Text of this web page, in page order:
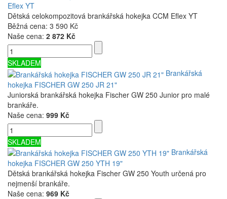
Eflex YT
Dětská celokompozitová brankářská hokejka CCM Eflex YT
Běžná cena: 3 590 Kč
Naše cena: 2 872 Kč
SKLADEM
Brankářská
hokejka FISCHER GW 250 JR 21"
Juniorská brankářská hokejka Fischer GW 250 Junior pro malé
brankáře.
Naše cena: 999 Kč
SKLADEM
Brankářská
hokejka FISCHER GW 250 YTH 19"
Dětská brankářská hokejka Fischer GW 250 Youth určená pro
nejmenší brankáře.
Naše cena: 969 Kč